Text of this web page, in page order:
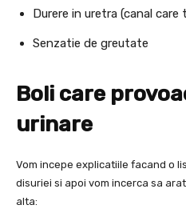
Durere in uretra (canal
Senzatie de greutate
Boli care
urinare
Vom incepe explicatiile facand o
disuriei si apoi vom incerca sa
alta: